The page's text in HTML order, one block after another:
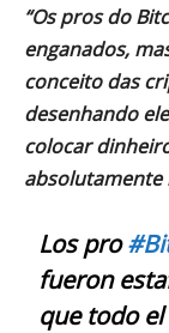
“Os pros do
enganados,
conceito das
desenhando
colocar
absolutamente
Los pro
fueron
que todo